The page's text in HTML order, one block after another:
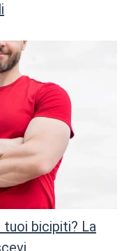
tuoi bicipiti? La